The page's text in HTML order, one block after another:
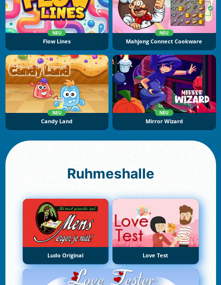
NEU
Flow Lines
NEU
Mahjong Connect Cookware
NEU
Candy Land
NEU
Mirror Wizard
Ruhmeshalle
Ludo Original Love Test